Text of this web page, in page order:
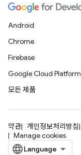
Android
Chrome
Firebase
Google Cloud Platform
모든 제품
약관 개인정보처리방침
Manage cookies